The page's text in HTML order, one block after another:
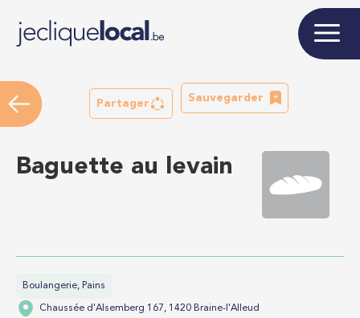
Partager
Sauvegarder
Baguette au levain
Boulangerie, Pains
Chaussée d'Alsemberg 167, 1420 Braine-l'Alleud